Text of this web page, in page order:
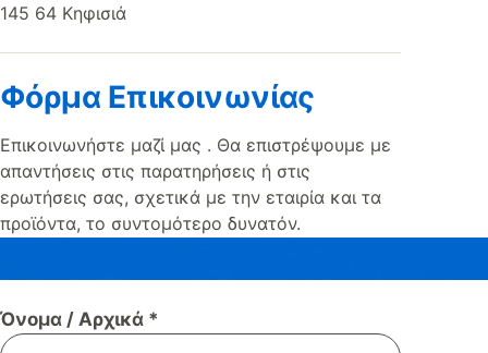
145 64 Κηφισιά
Φόρμα Επικοινωνίας
Επικοινωνήστε μαζί μας . Θα επιστρέψουμε με
απαντήσεις στις παρατηρήσεις ή στις
ερωτήσεις σας, σχετικά με την εταιρία και τα
προϊόντα, το συντομότερο δυνατόν.
Όνομα / Αρχικά *